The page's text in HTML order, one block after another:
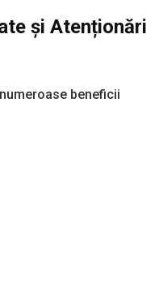
și Atenționări
beneficii